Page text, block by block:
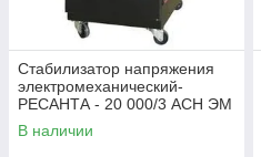
Стабилизатор напряжения
электромеханический-
РЕСАНТА - 20 000/3 АСН ЭМ
(380)
В наличии